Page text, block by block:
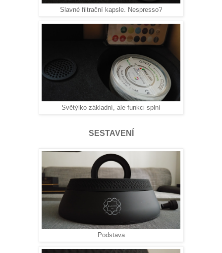
Slavné filtrační kapsle. Nespresso?
Světýlko základní, ale funkci splní
SESTAVENÍ
Podstava